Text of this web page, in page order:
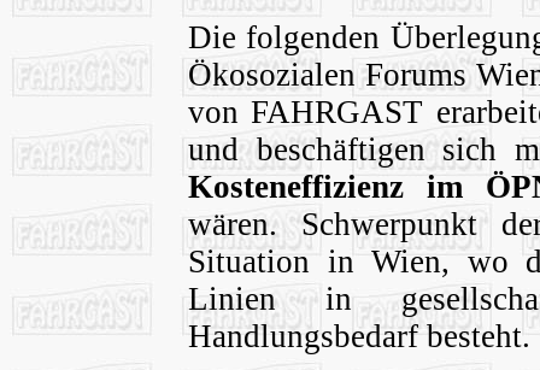
Die folgenden
Ökosozialen Forums
von FAHRGAST
und beschäftigen sich
Kosteneffizienz im
wären. Schwerpunkt
Situation in Wien, wo
Linien in
Handlungsbedarf besteht.